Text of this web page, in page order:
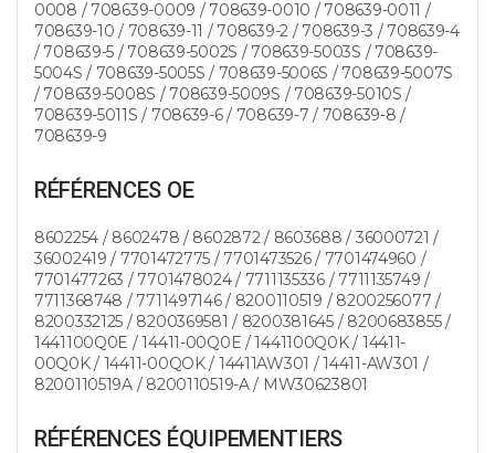
0008 / 708639-0009 / 708639-0010 / 708639-0011 /
708639-10 / 708639-11 / 708639-2 / 708639-3 / 708639-4
/ 708639-5 / 708639-5002S / 708639-5003S / 708639-
5004S / 708639-5005S / 708639-5006S / 708639-5007S
/ 708639-5008S / 708639-5009S / 708639-5010S /
708639-5011S / 708639-6 / 708639-7 / 708639-8 /
708639-9
RÉFÉRENCES OE
8602254 / 8602478 / 8602872 / 8603688 / 36000721 /
36002419 / 7701472775 / 7701473526 / 7701474960 /
7701477263 / 7701478024 / 7711135336 / 7711135749 /
7711368748 / 7711497146 / 8200110519 / 8200256077 /
8200332125 / 8200369581 / 8200381645 / 8200683855 /
1441100Q0E / 14411-00Q0E / 1441100Q0K / 14411-
00Q0K / 14411-00QOK / 14411AW301 / 14411-AW301 /
8200110519A / 8200110519-A / MW30623801
RÉFÉRENCES ÉQUIPEMENTIERS